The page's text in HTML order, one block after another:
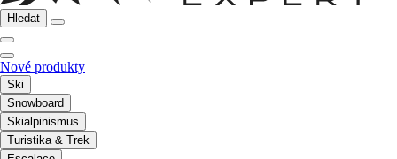
Hledat
Nové produkty
Ski
Snowboard
Skialpinismus
Turistika & Trek